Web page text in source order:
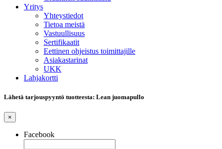
Yritys
Yhteystiedot
Tietoa meistä
Vastuullisuus
Sertifikaatit
Eettinen ohjeistus toimittajille
Asiakastarinat
UKK
Lahjakortti
Lähetä tarjouspyyntö tuotteesta: Lean juomapullo
×
Facebook